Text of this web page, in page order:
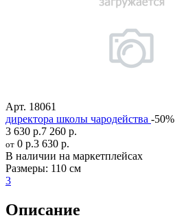
Арт. 18061
директора школы чародейства -50%
3 630 р.7 260 р.
от 0 р.3 630 р.
В наличии на маркетплейсах
Размеры: 110 см
3
Описание